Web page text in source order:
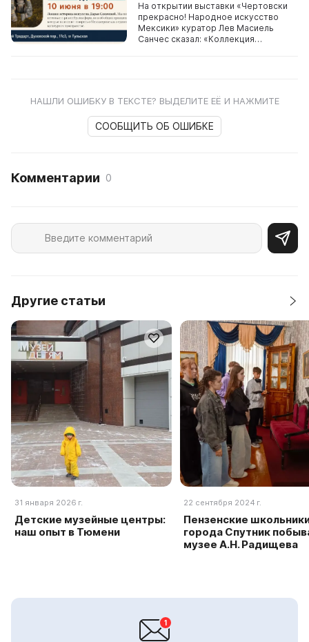
На открытии выставки «Чертовски
прекрасно! Народное искусство
Мексики» куратор Лев Масиель
Санчес сказал: «Коллекция
НАШЛИ ОШИБКУ В ТЕКСТЕ? ВЫДЕЛИТЕ ЕЁ И НАЖМИТЕ
СООБЩИТЬ ОБ ОШИБКЕ
Комментарии 0
Другие статьи
31 января 2026 г.
Детские музейные центры:
наш опыт в Тюмени
22 сентября 2024 г.
Пензенские
города Спутник
музее А.Н. Радищева